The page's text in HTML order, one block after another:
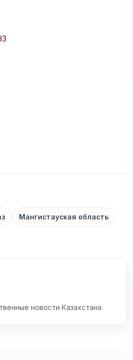
Мангистауская область
новости Казахстана